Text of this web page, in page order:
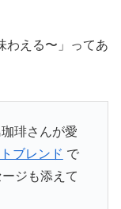
わえる〜」ってあ
琲さんが愛
ブレンド で
ジも添えて